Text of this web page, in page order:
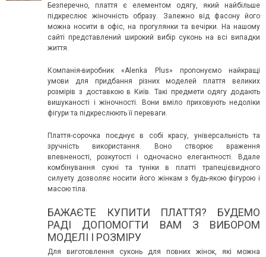
літа погода ніби вирішила перевірити всіх на
до сюрпризів. Зранку світить сонце і
після обіду приходить сильний...
Літо — це час, коли
впевнено та комфортно.
жінок звертають увагу не
Безперечно, плаття є елементом одягу, який найбільше
підкреслює жіночність образу. Залежно від фасону його
можна носити в офіс, на прогулянки та вечірки. На нашому
сайті представлений широкий вибір суконь на всі випадки
життя.
Компанія-виробник «Alenka Plus» пропонуємо найкращі
умови для придбання різних моделей плаття великих
розмірів з доставкою в Київ. Такі предмети одягу додають
вишуканості і жіночності. Вони вміло приховують недоліки
фігури та підкреслюють її переваги.
Плаття-сорочка поєднує в собі красу, універсальність та
зручність використання. Воно створює враження
впевненості, розкутості і одночасно елегантності. Вдале
комбінування сукні та туніки в платті трапецієвидного
силуету дозволяє носити його жінкам з будь-якою фігурою і
масою тіла.
БАЖАЄТЕ КУПИТИ ПЛАТТЯ? БУДЕМО
РАДІ ДОПОМОГТИ ВАМ З ВИБОРОМ
МОДЕЛІ І РОЗМІРУ
Для виготовлення суконь для повних жінок, які можна